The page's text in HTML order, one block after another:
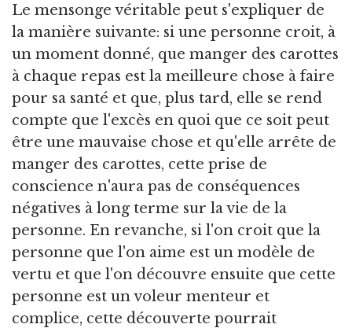
Le mensonge véritable peut s'expliquer de
la manière suivante: si une personne croit, à
un moment donné, que manger des carottes
à chaque repas est la meilleure chose à faire
pour sa santé et que, plus tard, elle se rend
compte que l'excès en quoi que ce soit peut
être une mauvaise chose et qu'elle arrête de
manger des carottes, cette prise de
conscience n'aura pas de conséquences
négatives à long terme sur la vie de la
personne. En revanche, si l'on croit que la
personne que l'on aime est un modèle de
vertu et que l'on découvre ensuite que cette
personne est un voleur menteur et
complice, cette découverte pourrait